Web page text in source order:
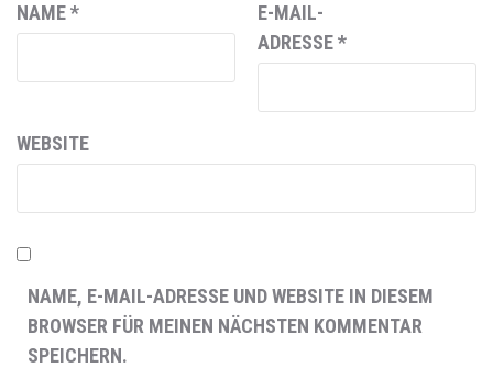
NAME*
E-MAIL-
ADRESSE*
WEBSITE
NAME, E-MAIL-ADRESSE UND WEBSITE IN DIESEM
BROWSER FÜR MEINEN NÄCHSTEN KOMMENTAR
SPEICHERN.